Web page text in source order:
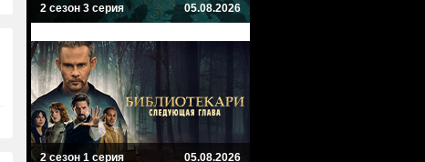
2 сезон 3 серия 05.08.2026
2 сезон 1 серия 05.08.2026